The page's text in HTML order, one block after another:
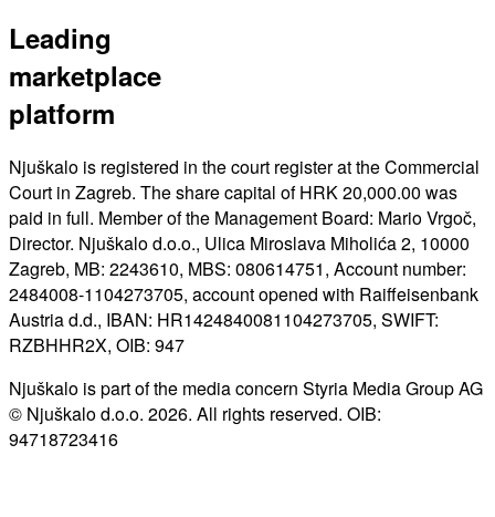
Leading
marketplace
platform
Njuškalo is registered in the court register at the Commercial
Court in Zagreb. The share capital of HRK 20,000.00 was
paid in full. Member of the Management Board: Mario Vrgoč,
Director. Njuškalo d.o.o., Ulica Miroslava Miholića 2, 10000
Zagreb, MB: 2243610, MBS: 080614751, Account number:
2484008-1104273705, account opened with Raiffeisenbank
Austria d.d., IBAN: HR1424840081104273705, SWIFT:
RZBHHR2X, OIB: 947
Njuškalo is part of the media concern Styria Media Group AG
© Njuškalo d.o.o. 2026. All rights reserved. OIB:
94718723416